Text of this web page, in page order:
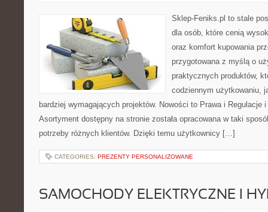
Sklep-Feniks.pl to stale
dla osób, które cenią
oraz komfort kupowania
przygotowana z myślą o
praktycznych produktów,
codziennym użytkowaniu,
bardziej wymagających projektów. Nowości to Prawa i Regulacje
Asortyment dostępny na stronie została opracowana w taki
potrzeby różnych klientów. Dzięki temu użytkownicy […]
CATEGORIES: PREZENTY PERSONALIZOWANE
SAMOCHODY ELEKTRYCZNE I